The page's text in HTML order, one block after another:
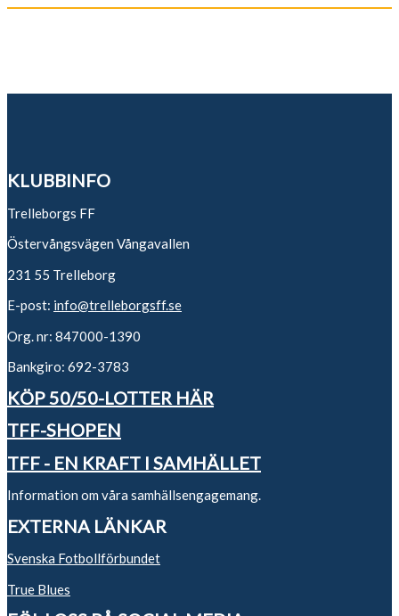
KLUBBINFO
Trelleborgs FF
Östervångsvägen Vångavallen
231 55 Trelleborg
E-post: info@trelleborgsff.se
Org. nr: 847000-1390
Bankgiro: 692-3783
KÖP 50/50-LOTTER HÄR
TFF-SHOPEN
TFF - EN KRAFT I SAMHÄLLET
Information om våra samhällsengagemang.
EXTERNA LÄNKAR
Svenska Fotbollförbundet
True Blues